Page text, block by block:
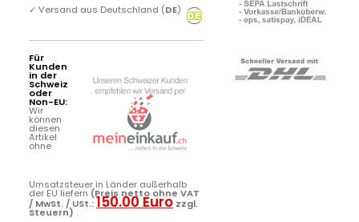
✓ Versand aus Deutschland (DE)
Für
Kunden
in der
Schweiz
oder
Non-EU:
Wir
können
diesen
Artikel
ohne
Umsatzsteuer in Länder außerhalb
der EU liefern (Preis netto ohne VAT
/ MwSt. / USt.:150.00 Euro zzgl.
Steuern) .